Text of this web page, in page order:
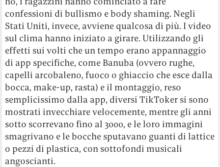
confessioni di bullismo e body shaming. Negli
Stati Uniti, invece, avviene qualcosa di più. I video
sul clima hanno iniziato a girare. Utilizzando gli
effetti sui volti che un tempo erano appannaggio
di app specifiche, come Banuba (ovvero rughe,
capelli arcobaleno, fuoco o ghiaccio che esce dalla
bocca, make-up, rasta) e il montaggio, reso
semplicissimo dalla app, diversi TikToker si sono
mostrati invecchiare velocemente, mentre gli anni
sotto scorrevano fino al 3000, e le loro immagini
smagrivano e le bocche sputavano guanti di lattice
o pezzi di plastica, con sottofondi musicali
angoscianti.